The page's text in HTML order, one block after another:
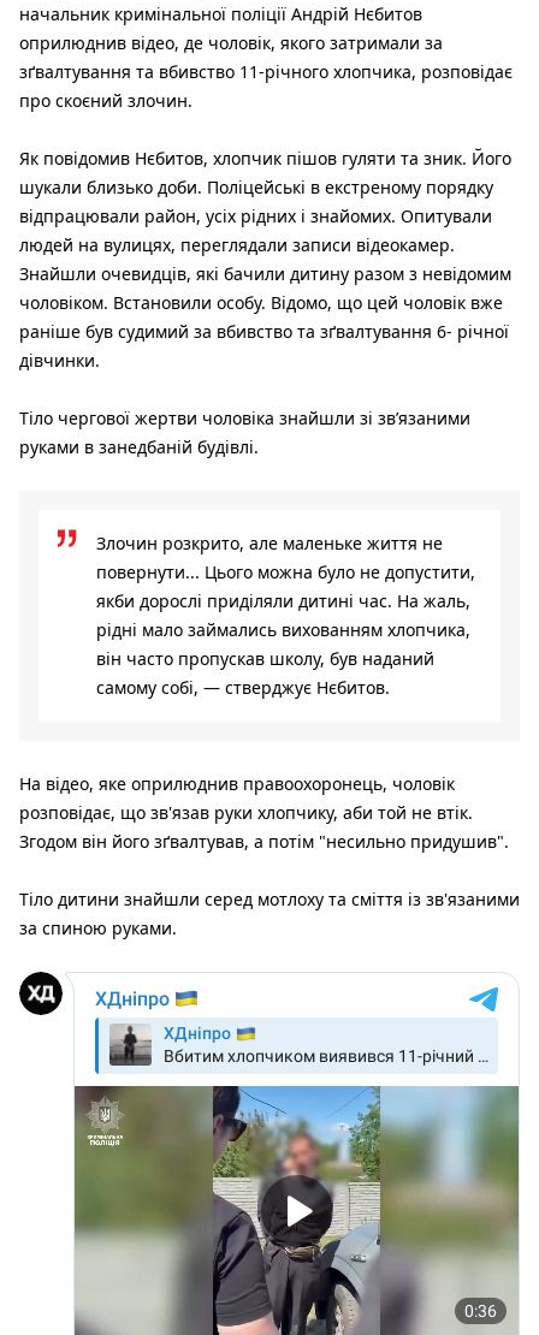
начальник кримінальної поліції Андрій Нєбитов
оприлюднив відео, де чоловік, якого затримали за
зґвалтування та вбивство 11-річного хлопчика, розповідає
про скоєний злочин.
Як повідомив Нєбитов, хлопчик пішов гуляти та зник. Його
шукали близько доби. Поліцейські в екстреному порядку
відпрацювали район, усіх рідних і знайомих. Опитували
людей на вулицях, переглядали записи відеокамер.
Знайшли очевидців, які бачили дитину разом з невідомим
чоловіком. Встановили особу. Відомо, що цей чоловік вже
раніше був судимий за вбивство та зґвалтування 6- річної
дівчинки.
Тіло чергової жертви чоловіка знайшли зі зв’язаними
руками в занедбаній будівлі.
Злочин розкрито, але маленьке життя не
повернути... Цього можна було не допустити,
якби дорослі приділяли дитині час. На жаль,
рідні мало займались вихованням хлопчика,
він часто пропускав школу, був наданий
самому собі, — стверджує Нєбитов.
На відео, яке оприлюднив правоохоронець, чоловік
розповідає, що зв'язав руки хлопчику, аби той не втік.
Згодом він його зґвалтував, а потім "несильно придушив".
Тіло дитини знайшли серед мотлоху та сміття із зв'язаними
за спиною руками.